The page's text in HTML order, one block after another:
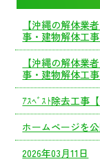
【沖縄の解体業
事・建物解体工
【沖縄の解体業
事・建物解体工
ｱｽﾍﾞｽﾄ除去工事【
ホームページを公
2026年03月11日